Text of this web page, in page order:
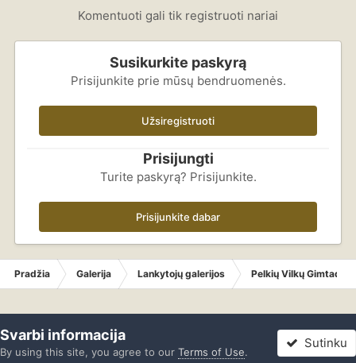
Komentuoti gali tik registruoti nariai
Susikurkite paskyrą
Prisijunkite prie mūsų bendruomenės.
Užsiregistruoti
Prisijungti
Turite paskyrą? Prisijunkite.
Prisijunkite dabar
Pradžia Galerija Lankytojų galerijos Pelkių Vilkų
Svarbi informacija
By using this site, you agree to our Terms of Use.
Sutinku
Forumas Neskaityta Prisijungti Registracija Daugiau